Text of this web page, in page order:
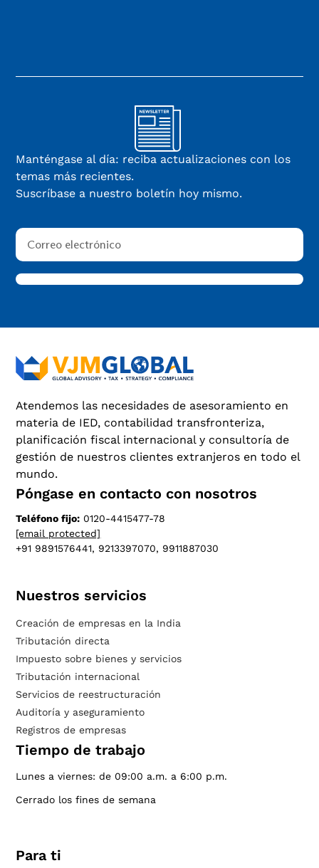
Manténgase al día: reciba actualizaciones con los
temas más recientes.
Suscríbase a nuestro boletín hoy mismo.
Atendemos las necesidades de asesoramiento en
materia de IED, contabilidad transfronteriza,
planificación fiscal internacional y consultoría de
gestión de nuestros clientes extranjeros en todo el
mundo.
Póngase en contacto con nosotros
Teléfono fijo: 0120-4415477-78
[email protected]
+91 9891576441, 9213397070, 9911887030
Nuestros servicios
Creación de empresas en la India
Tributación directa
Impuesto sobre bienes y servicios
Tributación internacional
Servicios de reestructuración
Auditoría y aseguramiento
Registros de empresas
Tiempo de trabajo
Lunes a viernes: de 09:00 a.m. a 6:00 p.m.
Cerrado los fines de semana
Para ti